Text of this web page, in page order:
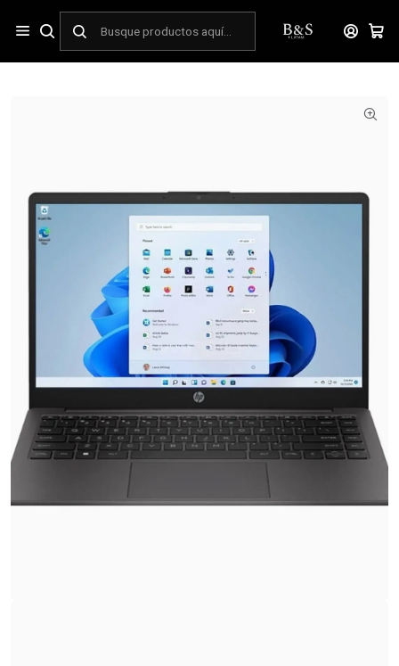
Notebook HP 245 G10 14" | Ryzen 3 7330U | 8GB RAM | 512GB SSD |
Windows 11 Home